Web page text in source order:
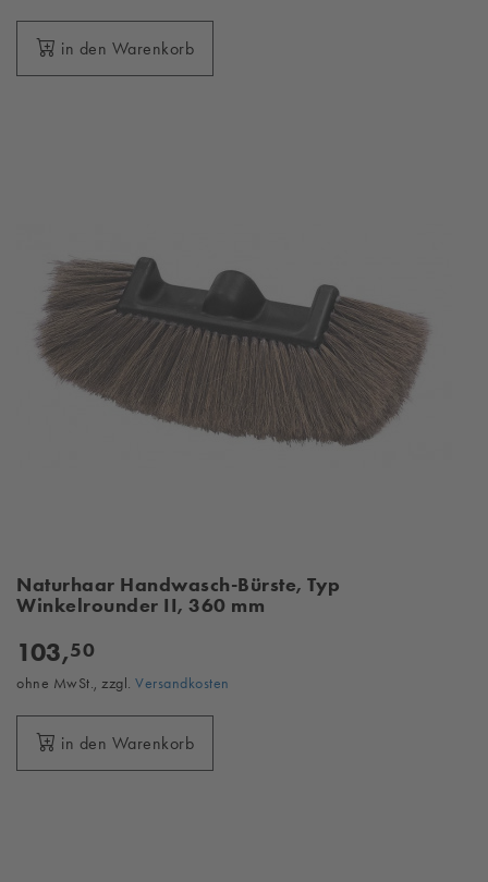
in den Warenkorb
Naturhaar Handwasch-Bürste, Typ
Winkelrounder II, 360 mm
103,50
ohne MwSt., zzgl. Versandkosten
in den Warenkorb